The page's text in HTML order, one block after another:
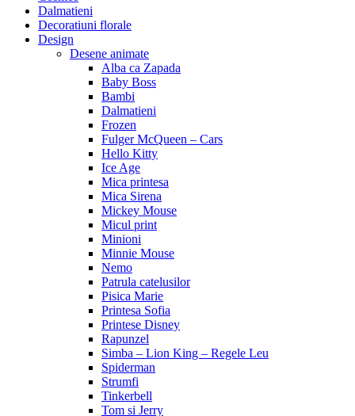
Dalmatieni
Decoratiuni florale
Design
Desene animate
Alba ca Zapada
Baby Boss
Bambi
Dalmatieni
Frozen
Fulger McQueen – Cars
Hello Kitty
Ice Age
Mica printesa
Mica Sirena
Mickey Mouse
Micul print
Minioni
Minnie Mouse
Nemo
Patrula catelusilor
Pisica Marie
Printesa Sofia
Printese Disney
Rapunzel
Simba – Lion King – Regele Leu
Spiderman
Strumfi
Tinkerbell
Tom si Jerry